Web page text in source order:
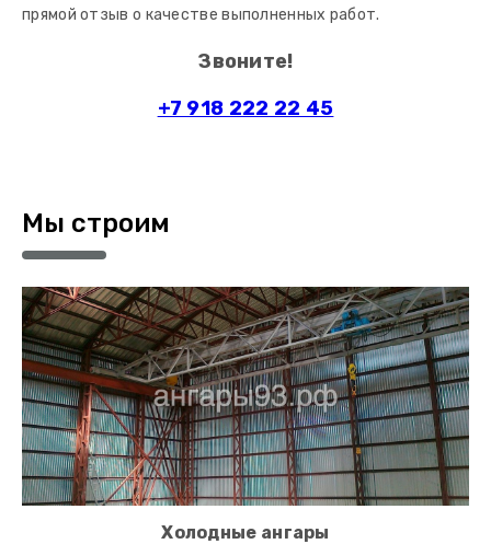
прямой отзыв о качестве выполненных работ.
Звоните!
+7 918 222 22 45
Мы строим
Холодные ангары